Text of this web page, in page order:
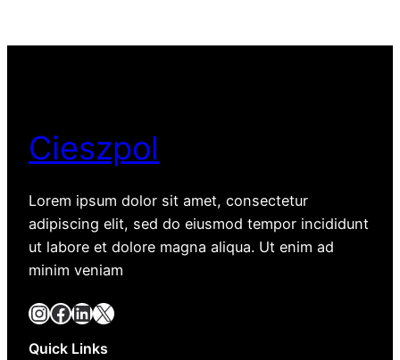
Cieszpol
Lorem ipsum dolor sit amet, consectetur
adipiscing elit, sed do eiusmod tempor incididunt
ut labore et dolore magna aliqua. Ut enim ad
minim veniam
InstagramFacebook LinkedIn X
Quick Links